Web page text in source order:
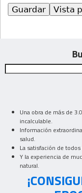
Una obra de más de
incalculable.
Información
salud.
La satisfación de
Y la experiencia de
natural.